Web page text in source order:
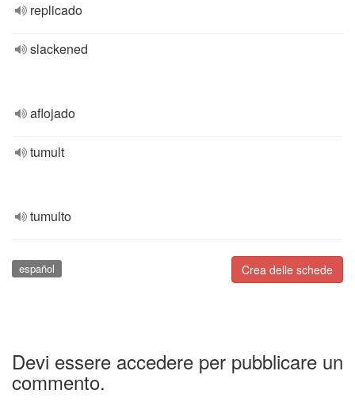
replicado
slackened
aflojado
tumult
tumulto
Crea delle schede
español
Devi essere accedere per pubblicare un
commento.